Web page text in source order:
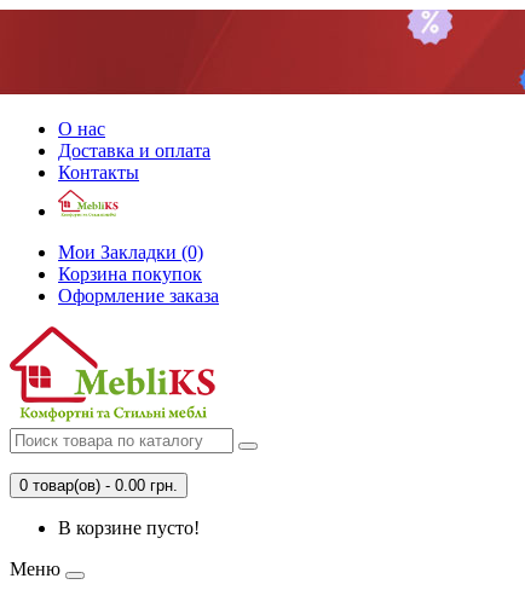
О нас
Доставка и оплата
Контакты
Мои Закладки (0)
Корзина покупок
Оформление заказа
0 товар(ов) - 0.00 грн.
В корзине пусто!
Меню